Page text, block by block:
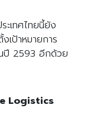
เทศไทยนี้ยัง
เป้าหมายการ
นปี 2593 อีกด้วย
Logistics